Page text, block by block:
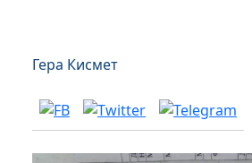
Гера Кисмет